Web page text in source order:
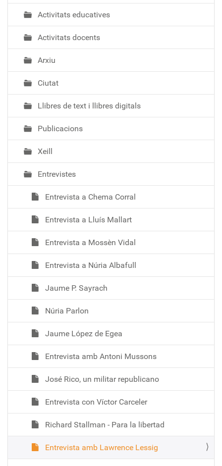
Activitats educatives
Activitats docents
Arxiu
Ciutat
Llibres de text i llibres digitals
Publicacions
Xeill
Entrevistes
Entrevista a Chema Corral
Entrevista a Lluís Mallart
Entrevista a Mossèn Vidal
Entrevista a Núria Albafull
Jaume P. Sayrach
Núria Parlon
Jaume López de Egea
Entrevista amb Antoni Mussons
José Rico, un militar republicano
Entrevista con Víctor Carceler
Richard Stallman - Para la libertad
Entrevista amb Lawrence Lessig